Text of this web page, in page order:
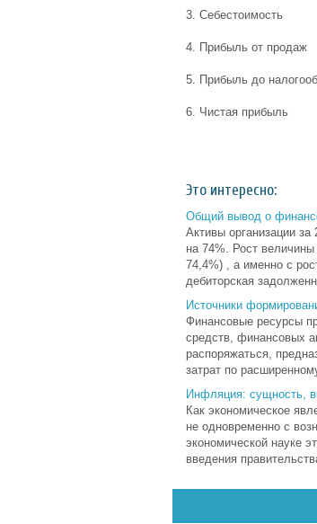
3. Себестоимость
4. Прибыль от продаж
5. Прибыль до
6. Чистая прибыль
Это интересно:
Общий вывод о
Активы организации
на 74%. Рост величины
74,4%) , а именно с
дебиторская
Источники
Финансовые ресурсы
средств, финансовых
распоряжаться,
затрат по
Инфляция: сущность,
Как экономическое
не одновременно с
экономической науке
введения